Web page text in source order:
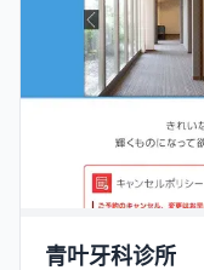
青叶牙科诊所